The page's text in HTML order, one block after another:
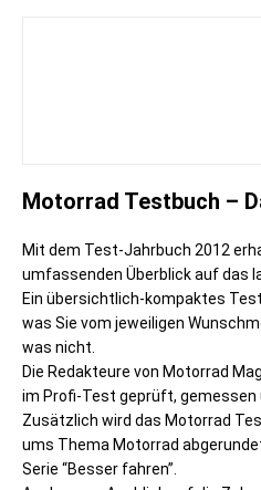
Motorrad Testbuch –
Mit dem Test-Jahrbuch 2012
umfassenden Überblick auf das
Ein übersichtlich-kompaktes
was Sie vom jeweiligen
was nicht.
Die Redakteure von Motorrad
im Profi-Test geprüft, gemessen
Zusätzlich wird das Motorrad
ums Thema Motorrad
Serie “Besser fahren”.